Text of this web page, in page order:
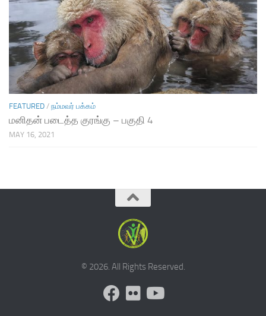
FEATURED / நம்மவர் பக்கம்
மனிதன் படைத்த குரங்கு – பகுதி 4
MAY 16, 2021
© 2026. All Rights Reserved.